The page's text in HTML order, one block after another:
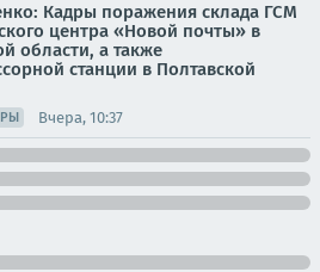
Кадры поражения склада ГСМ
центра «Новой почты» в
области, а также
станции в Полтавской
Вчера, 10:37